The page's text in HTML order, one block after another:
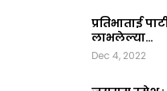
प्रतिभाताई
लाभलेल्या…
Dec 4, 2022